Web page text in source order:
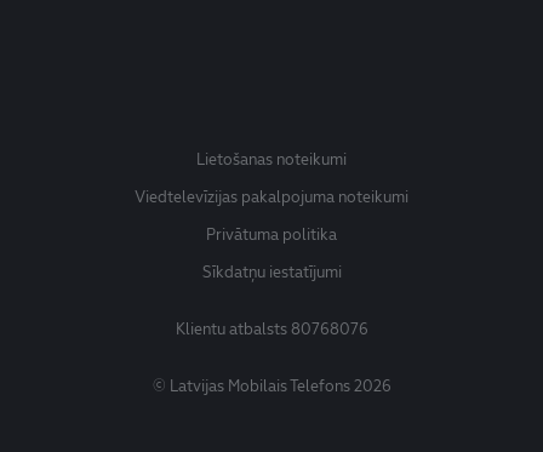
Lietošanas noteikumi
Viedtelevīzijas pakalpojuma noteikumi
Privātuma politika
Sīkdatņu iestatījumi
Klientu atbalsts80768076
© Latvijas Mobilais Telefons 2026